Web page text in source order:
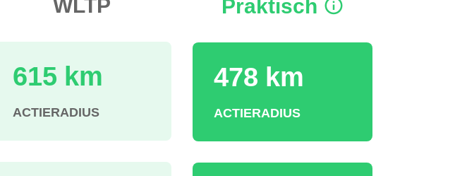
615 km
ACTIERADIUS
Praktisch
478 km
ACTIERADIUS